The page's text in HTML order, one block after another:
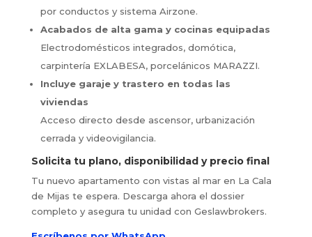
por conductos y sistema Airzone.
Acabados de alta gama y cocinas equipadas
Electrodomésticos integrados, domótica,
carpintería EXLABESA, porcelánicos MARAZZI.
Incluye garaje y trastero en todas las
viviendas
Acceso directo desde ascensor, urbanización
cerrada y videovigilancia.
Solicita tu plano, disponibilidad y precio final
Tu nuevo apartamento con vistas al mar en La Cala
de Mijas te espera. Descarga ahora el dossier
completo y asegura tu unidad con Geslawbrokers.